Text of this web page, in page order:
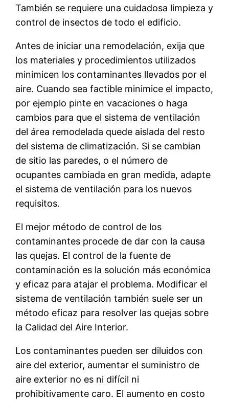
También se requiere una cuidadosa limpieza y
control de insectos de todo el edificio.
Antes de iniciar una remodelación, exija que
los materiales y procedimientos utilizados
minimicen los contaminantes llevados por el
aire. Cuando sea factible minimice el impacto,
por ejemplo pinte en vacaciones o haga
cambios para que el sistema de ventilación
del área remodelada quede aislada del resto
del sistema de climatización. Si se cambian
de sitio las paredes, o el número de
ocupantes cambiada en gran medida, adapte
el sistema de ventilación para los nuevos
requisitos.
El mejor método de control de los
contaminantes procede de dar con la causa
las quejas. El control de la fuente de
contaminación es la solución más económica
y eficaz para atajar el problema. Modificar el
sistema de ventilación también suele ser un
método eficaz para resolver las quejas sobre
la Calidad del Aire Interior.
Los contaminantes pueden ser diluidos con
aire del exterior, aumentar el suministro de
aire exterior no es ni difícil ni
prohibitivamente caro. El aumento en costo